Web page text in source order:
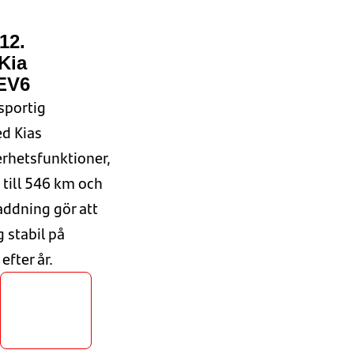
Kias
546 km och
gör att
stabil på
år.